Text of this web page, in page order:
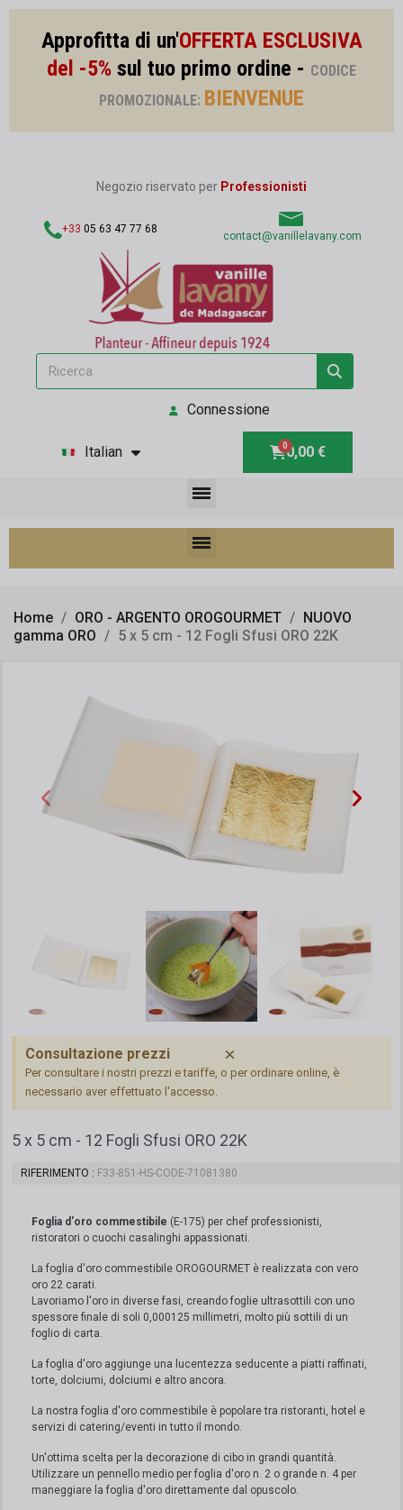
Approfitta di un'OFFERTA ESCLUSIVA
del -5% sul tuo primo ordine - CODICE
PROMOZIONALE: BIENVENUE
Negozio riservato per Professionisti
+33 05 63 47 77 68
contact@vanillelavany.com
Connessione
Italian 0,00 €
Home ORO - ARGENTO OROGOURMET
NUOVO
gamma ORO
5 x 5 cm - 12 Fogli Sfusi ORO 22K
Consultazione prezzi
Per consultare i nostri prezzi e tariffe, o per ordinare online, è
necessario aver effettuato l'accesso.
5 x 5 cm - 12 Fogli Sfusi ORO 22K
RIFERIMENTO F33-851-HS-CODE-71081380
Foglia d'oro commestibile (E-175) per chef professionisti,
ristoratori o cuochi casalinghi appassionati.
La foglia d'oro commestibile OROGOURMET è realizzata con vero
oro 22 carati.
Lavoriamo l'oro in diverse fasi, creando foglie ultrasottili con uno
spessore finale di soli 0,000125 millimetri, molto più sottili di un
foglio di carta.
La foglia d'oro aggiunge una lucentezza seducente a piatti raffinati,
torte, dolciumi, dolciumi e altro ancora.
La nostra foglia d'oro commestibile è popolare tra ristoranti, hotel e
servizi di catering/eventi in tutto il mondo.
Un'ottima scelta per la decorazione di cibo in grandi quantità.
Utilizzare un pennello medio per foglia d'oro n. 2 o grande n. 4 per
maneggiare la foglia d'oro direttamente dal opuscolo.